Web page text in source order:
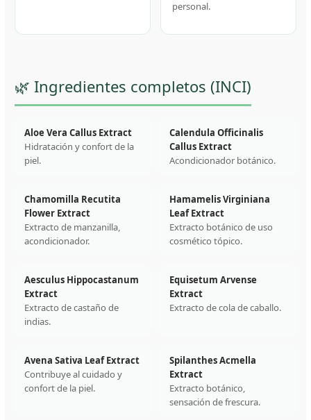
personal.
🌿 Ingredientes completos (INCI)
Aloe Vera Callus Extract
Hidratación y confort de la
piel.
Calendula Officinalis
Callus Extract
Acondicionador botánico.
Chamomilla Recutita
Flower Extract
Extracto de manzanilla,
acondicionador.
Hamamelis Virginiana
Leaf Extract
Extracto botánico de uso
cosmético tópico.
Aesculus Hippocastanum
Extract
Extracto de castaño de
indias.
Equisetum Arvense
Extract
Extracto de cola de caballo.
Avena Sativa Leaf Extract
Contribuye al cuidado y
confort de la piel.
Spilanthes Acmella
Extract
Extracto botánico,
sensación de frescura.